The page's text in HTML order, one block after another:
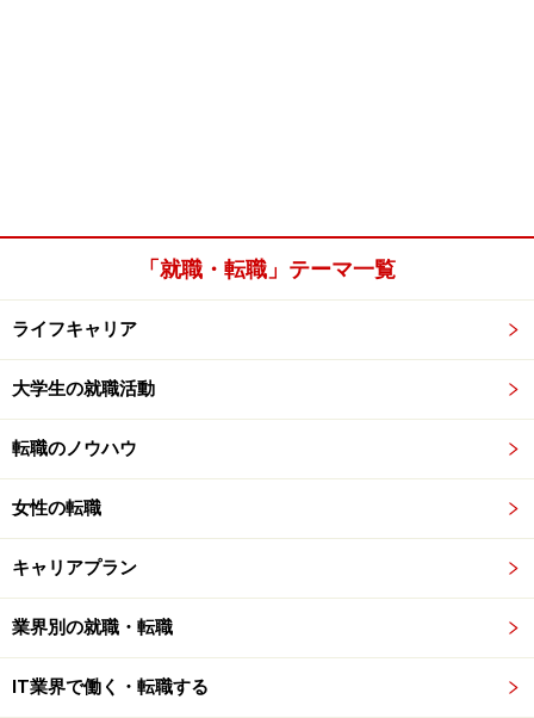
「就職・転職」テーマ一覧
ライフキャリア
大学生の就職活動
転職のノウハウ
女性の転職
キャリアプラン
業界別の就職・転職
IT業界で働く・転職する